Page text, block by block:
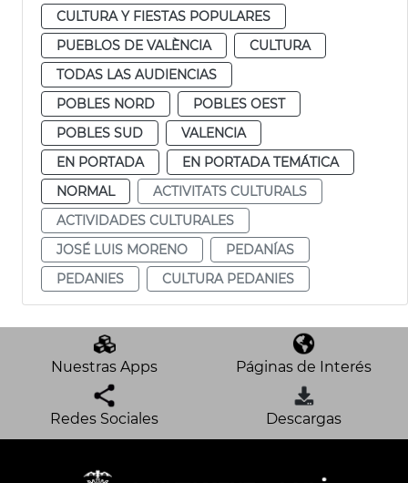
CULTURA Y FIESTAS POPULARES
PUEBLOS DE VALÈNCIA
CULTURA
TODAS LAS AUDIENCIAS
POBLES NORD
POBLES OEST
POBLES SUD
VALENCIA
EN PORTADA
EN PORTADA TEMÁTICA
NORMAL
ACTIVITATS CULTURALS
ACTIVIDADES CULTURALES
JOSÉ LUIS MORENO
PEDANÍAS
PEDANIES
CULTURA PEDANIES
Nuestras Apps Páginas de Interés
Redes Sociales Descargas